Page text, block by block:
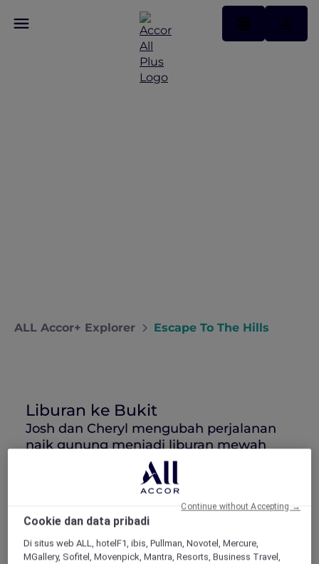
ALL Accor+ Explorer Escape To The Hills
Liburan ke Bukit
Josh dan Cheryl mengubah perjalanan
naik gunung menjadi liburan mewah
yang terdiri dari bersantap enak dan
relaksasi di Fairmont Resort & Spa Blue
Cookie dan data pribadi
Di situs web ALL, hotelF1, ibis, Pullman, Novotel, Mercure,
MGallery, Sofitel, Movenpick, Mantra, Resorts, Business Travel,
Continue without Accepting →